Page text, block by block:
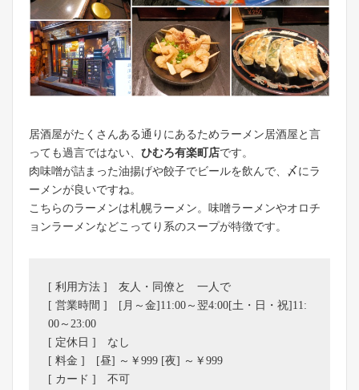
居酒屋がたくさんある通りにあるためラーメン居酒屋と言
っても過言ではない、 ひむろ有楽町店です。
肉味噌が詰まった油揚げや餃子でビールを飲んで、〆にラ
ーメンが良いですね。
こちらのラーメンは札幌ラーメン。味噌ラーメンやオロチ
ョンラーメンなどこってり系のスープが特徴です。
[ 利用方法 ] 友人・同僚と 一人で
[ 営業時間 ] [月～金]11:00～翌4:00[土・日・祝]11:
00～23:00
[ 定休日 ] なし
[ 料金 ] [昼] ～￥999 [夜] ～￥999
[ カード ] 不可